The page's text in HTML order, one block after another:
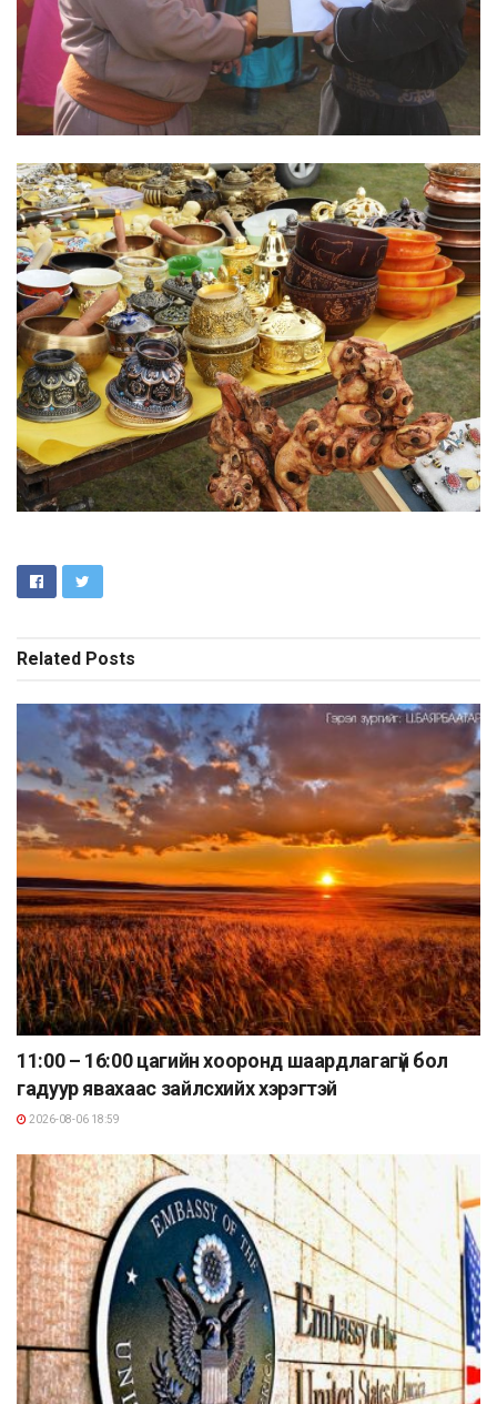
Related Posts
11:00 – 16:00 цагийн хооронд шаардлагагүй бол
гадуур явахаас зайлсхийх хэрэгтэй
2026-08-06 18:59